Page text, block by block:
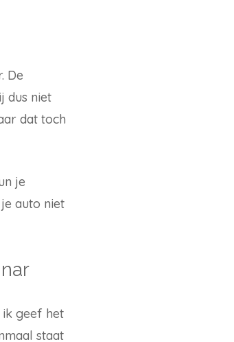
De
dus niet
dat toch
je
auto niet
ik geef het
staat